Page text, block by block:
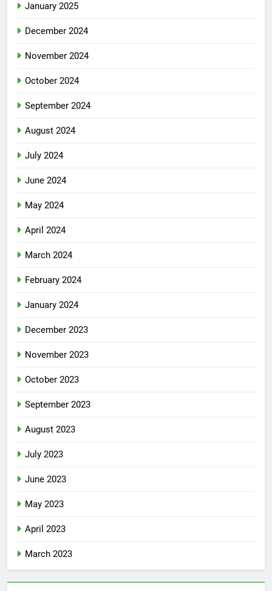
January 2025
December 2024
November 2024
October 2024
September 2024
August 2024
July 2024
June 2024
May 2024
April 2024
March 2024
February 2024
January 2024
December 2023
November 2023
October 2023
September 2023
August 2023
July 2023
June 2023
May 2023
April 2023
March 2023